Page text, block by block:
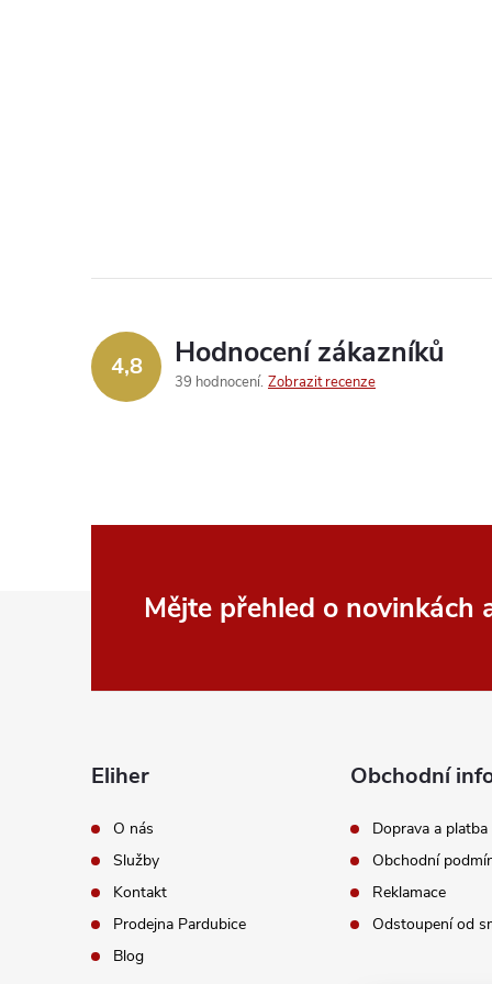
4,8 Hodnocení zákazníků
39 hodnocení Zobrazit recenze
Mějte přehled o novinkách
Eliher
O nás
Služby
Kontakt
Prodejna Pardubice
Blog
Obchodní
Doprava a platba
Obchodní
Reklamace
Odstoupení od